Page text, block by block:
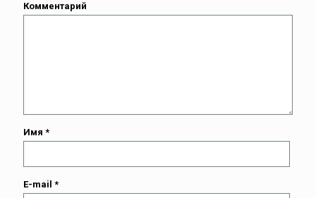
Комментарий
Имя *
E-mail *